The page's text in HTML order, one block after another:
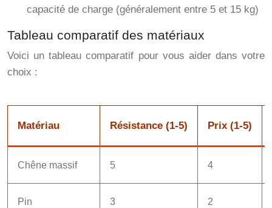
capacité de charge (généralement entre 5 et 15 kg)
Tableau comparatif des matériaux
Voici un tableau comparatif pour vous aider dans votre
choix :
Matériau Résistance (1-5) Prix (1-5)
Chêne massif 5 4
Pin 3 2